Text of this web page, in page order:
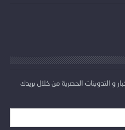
و التدوينات الحصرية من خلال بريدك